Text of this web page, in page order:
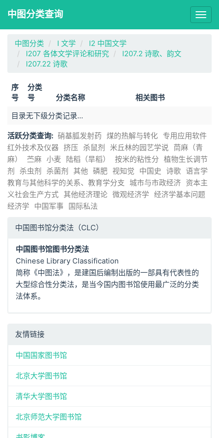
中图分类查询
中图分类 I 文学
I2 中国文学
I207 各体文学评论和研究
I207.2 诗歌、韵文
I207.22 诗歌
序
号
分类
号
分类名称
相关图书
目录无下级分类记录...
活跃分类查询: 硝基胍发射药 煤的热解与转化 专用应用软件
红外技术及仪器 挤压 杀鼠剂 米丘林的园艺学说 茼麻（青
麻）
苎麻 小麦 陆稻（旱稻） 按米的粘性分 植物生长调节
剂
杀虫剂 杀菌剂 其他 磷肥 视知觉 中国史 诗歌 语言学
教育与其他科学的关系、教育学分支 城市与市政经济 资本主
义社会生产方式 其他经济理论 微观经济学 经济学基本问题
经济学
中国军事 国际私法
中国图书馆分类法（CLC）
中国图书馆图书分类法
Chinese Library Classification
简称《中图法》，是建国后编制出版的一部具有代表性的
大型综合性分类法，是当今国内图书馆使用最广泛的分类
法体系。
友情链接
中国国家图书馆
北京大学图书馆
清华大学图书馆
北京师范大学图书馆